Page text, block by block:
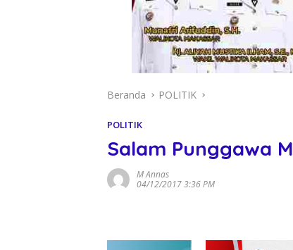
Beranda POLITIK
POLITIK
Salam Punggawa
M Annas
04/12/2017 3:36 PM